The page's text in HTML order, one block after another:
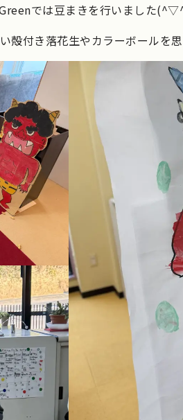
では豆まきを行いました
殻付き落花生やカラーボールを思